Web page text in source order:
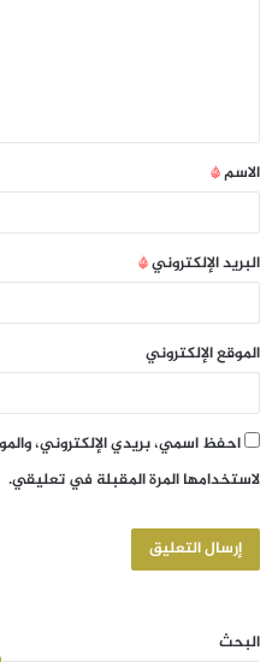
الاسم*
البريد الإلكتروني*
الموقع الإلكتروني
احفظ اسمي، بريدي الإلكتروني،
لاستخدامها المرة المقبلة في تعليقي.
البحث